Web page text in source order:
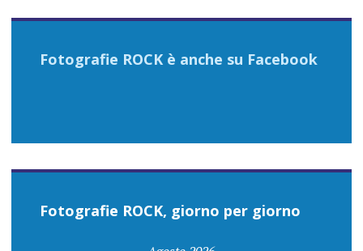
Fotografie ROCK è anche su Facebook
Fotografie ROCK, giorno per giorno